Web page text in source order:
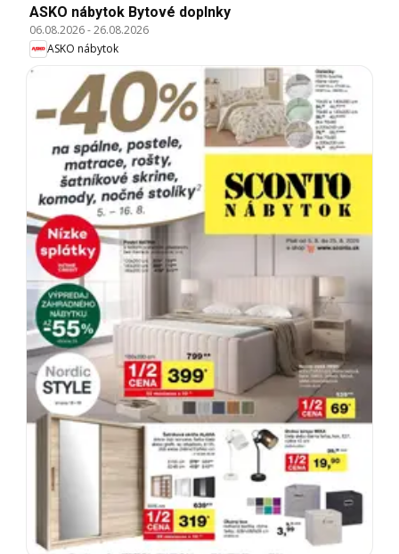
ASKO nábytok Bytové doplnky
06.08.2026-26.08.2026
ASKO nábytok